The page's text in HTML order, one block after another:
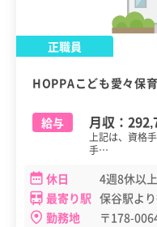
正職員
HOPPAこども愛々保
給与 月収：
上記は、資格
手…
休日
4週8休以
最寄り駅 保谷駅よ
勤務地
〒178-